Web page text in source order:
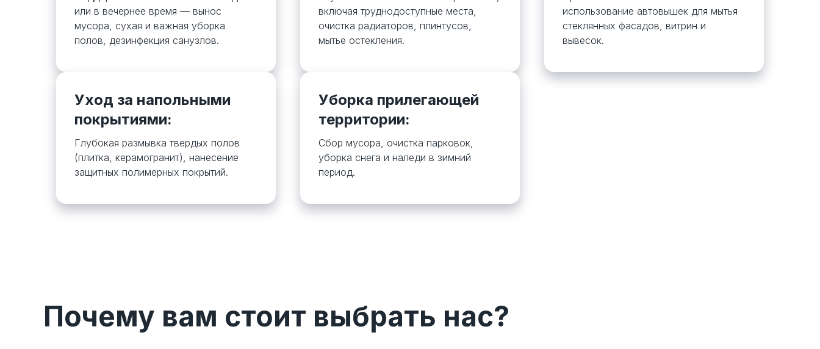
или в вечернее время — вынос
мусора, сухая и важная уборка
полов, дезинфекция санузлов.
включая труднодоступные места,
очистка радиаторов, плинтусов,
мытье остекления.
использование автовышек для мытья
стеклянных фасадов, витрин и
вывесок.
Уход за напольными
покрытиями:
Глубокая размывка твердых полов
(плитка, керамогранит), нанесение
защитных полимерных покрытий.
Уборка прилегающей
территории:
Сбор мусора, очистка парковок,
уборка снега и наледи в зимний
период.
Почему вам стоит выбрать нас?